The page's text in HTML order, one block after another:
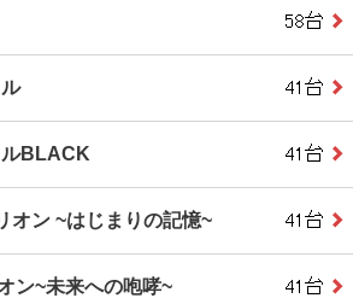
ルBLACK
オン ~はじまりの記憶~
ン~未来への咆哮~